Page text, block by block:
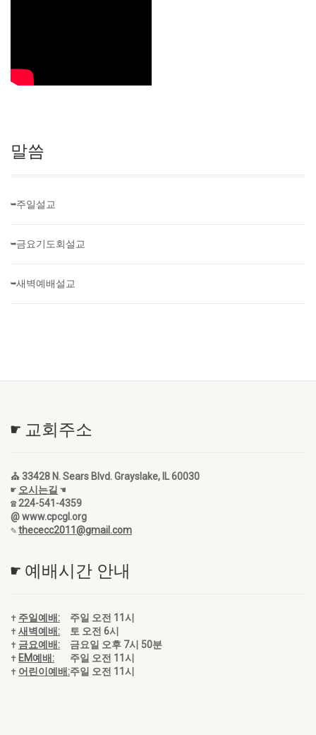
말씀
➥주일설교
➥금요기도회설교
➥새벽예배설교
☛ 교회주소
⛪ 33428 N. Sears Blvd. Grayslake, IL 60030
☛ 오시는길 ☚
☎ 224-541-4359
@ www.cpcgl.org
✎thececc2011@gmail.com
☛ 예배시간 안내
✝ 주일예배:
주일 오전 11시
✝새벽예배:
토 오전 6시
✝ 금요예배:
금요일 오후 7시 50분
✝ EM예배:
주일 오전 11시
✝ 어린이예배:주일 오전 11시